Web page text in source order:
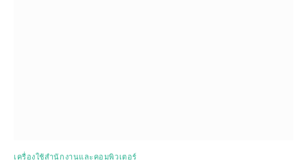
เครื่องใช้สำนักงานและคอมพิวเตอร์